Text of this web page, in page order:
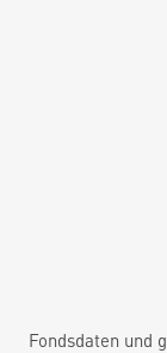
Fondsdaten und